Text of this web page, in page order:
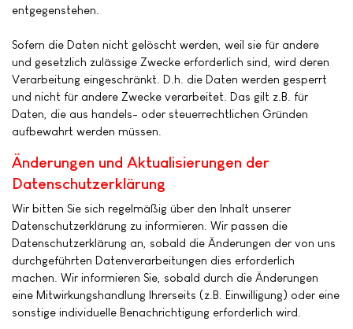
entgegenstehen.
Sofern die Daten nicht gelöscht werden, weil sie für andere
und gesetzlich zulässige Zwecke erforderlich sind, wird deren
Verarbeitung eingeschränkt. D.h. die Daten werden gesperrt
und nicht für andere Zwecke verarbeitet. Das gilt z.B. für
Daten, die aus handels- oder steuerrechtlichen Gründen
aufbewahrt werden müssen.
Änderungen und Aktualisierungen der
Datenschutzerklärung
Wir bitten Sie sich regelmäßig über den Inhalt unserer
Datenschutzerklärung zu informieren. Wir passen die
Datenschutzerklärung an, sobald die Änderungen der von uns
durchgeführten Datenverarbeitungen dies erforderlich
machen. Wir informieren Sie, sobald durch die Änderungen
eine Mitwirkungshandlung Ihrerseits (z.B. Einwilligung) oder eine
sonstige individuelle Benachrichtigung erforderlich wird.